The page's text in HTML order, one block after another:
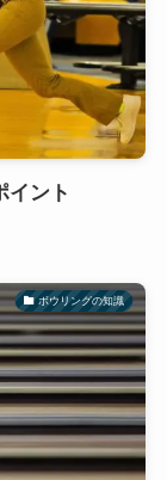
イント
ボウリングの知識